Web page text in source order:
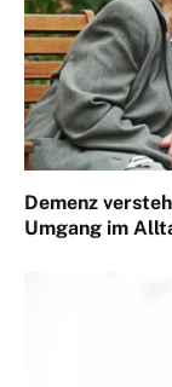
Demenz
Umgang im